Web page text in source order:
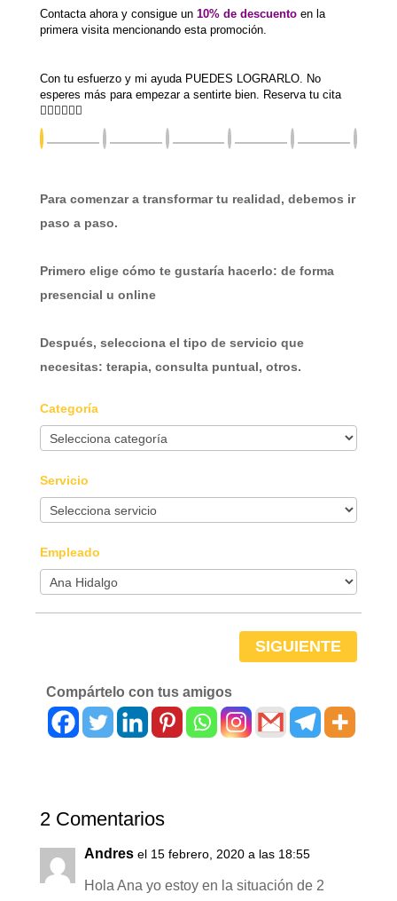
Contacta ahoray consigue un 10% de descuentoen la
primera visita mencionando esta promoción.
Con tu esfuerzo y mi ayuda PUEDES LOGRARLO. No
esperes más para empezar a sentirte bien. Reserva tu cita
👇🏽👇🏽👇🏽
Para comenzar a transformar tu realidad, debemos ir
paso a paso.
Primero elige cómo te gustaría hacerlo: de forma
presencial u online
Después, selecciona el tipo de servicio que
necesitas: terapia, consulta puntual, otros.
Categoría
Servicio
Empleado
SIGUIENTE
Compártelo con tus amigos
2 Comentarios
Andres el 15 febrero, 2020 a las 18:55
Hola Ana yo estoy en la situación de 2